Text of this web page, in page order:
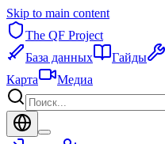
Skip to main content
The QF Project
База данных
Гайды
Карта
Медиа